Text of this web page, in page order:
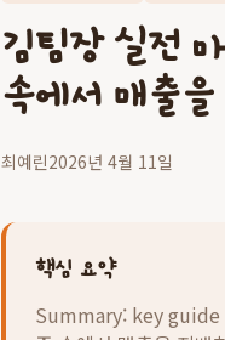
김팀장 실전
속에서 매출
최예린2026년 4월 11일
핵심 요약
Summary: key guide